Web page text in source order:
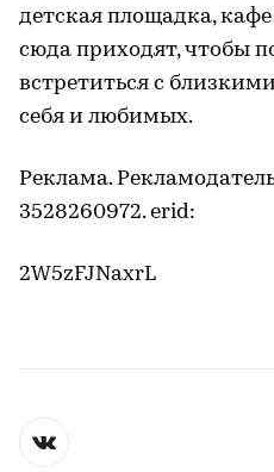
детская площадка,
сюда приходят, чтобы
встретиться с
себя и любимых.
Реклама.
3528260972. erid:
2W5zFJNaxrL